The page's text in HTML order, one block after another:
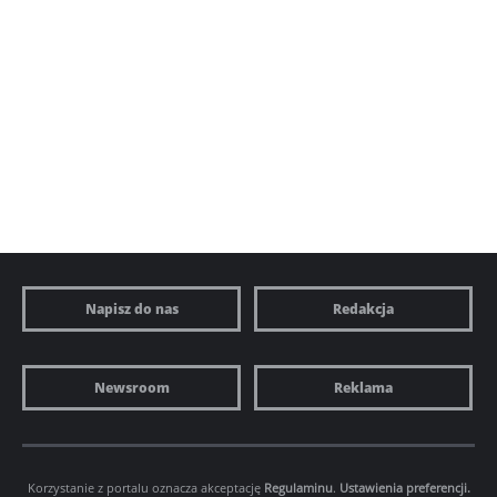
Napisz do nas Redakcja
Newsroom Reklama
Korzystanie z portalu oznacza akceptację Regulaminu. Ustawienia preferencji.